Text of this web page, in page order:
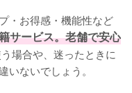
・お得感・機能性など
サービス。老舗で安心
場合や、迷ったときに
ないでしょう。